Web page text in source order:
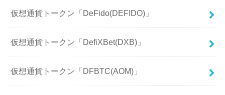
仮想通貨トークン「DeFido(DEFIDO)」
仮想通貨トークン「DefiXBet(DXB)」
仮想通貨トークン「DFBTC(AOM)」